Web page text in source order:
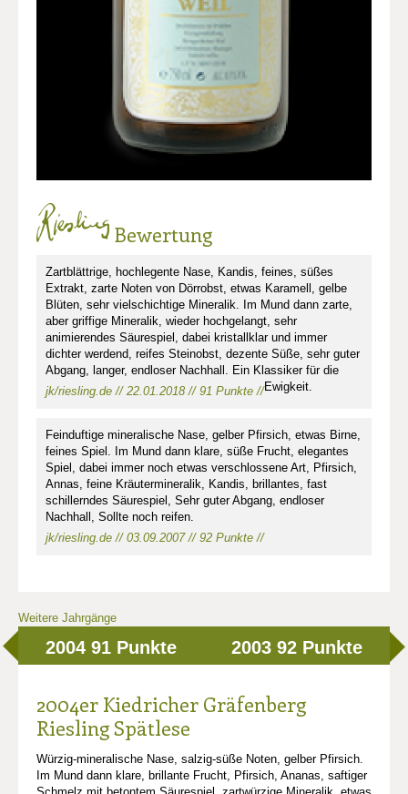
Bewertung
Zartblättrige, hochlegente Nase, Kandis, feines, süßes
Extrakt, zarte Noten von Dörrobst, etwas Karamell, gelbe
Blüten, sehr vielschichtige Mineralik. Im Mund dann zarte,
aber griffige Mineralik, wieder hochgelangt, sehr
animierendes Säurespiel, dabei kristallklar und immer
dichter werdend, reifes Steinobst, dezente Süße, sehr guter
Abgang, langer, endloser Nachhall. Ein Klassiker für die
Ewigkeit.
jk/riesling.de // 22.01.2018 // 91 Punkte //
Feinduftige mineralische Nase, gelber Pfirsich, etwas Birne,
feines Spiel. Im Mund dann klare, süße Frucht, elegantes
Spiel, dabei immer noch etwas verschlossene Art, Pfirsich,
Annas, feine Kräutermineralik, Kandis, brillantes, fast
schillerndes Säurespiel, Sehr guter Abgang, endloser
Nachhall, Sollte noch reifen.
jk/riesling.de // 03.09.2007 // 92 Punkte //
Weitere Jahrgänge
2004 91 Punkte 2003 92 Punkte
2004er Kiedricher Gräfenberg
Riesling Spätlese
Würzig-mineralische Nase, salzig-süße Noten, gelber Pfirsich.
Im Mund dann klare, brillante Frucht, Pfirsich, Ananas, saftiger